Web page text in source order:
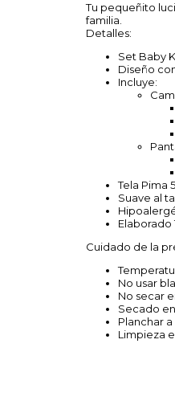
Tu pequeñito
familia.
Detalles:
Set Baby
Diseño
Incluye:
Tela Pima
Suave al
Elaborado
Cuidado de la
No usar
No secar
Secado
Planchar
Limpieza